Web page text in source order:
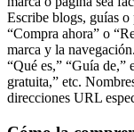
Escribe blogs, guías o
“Compra ahora” o
marca y la navegación.
“Qué es,” “Guía de,”
gratuita,” etc.
direcciones URL